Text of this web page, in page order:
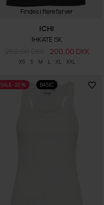
Findes i flere farver
XS S M L XL XXL
ICHI
IHKATE SK
200,00 DKK
SALE -20% BASIC